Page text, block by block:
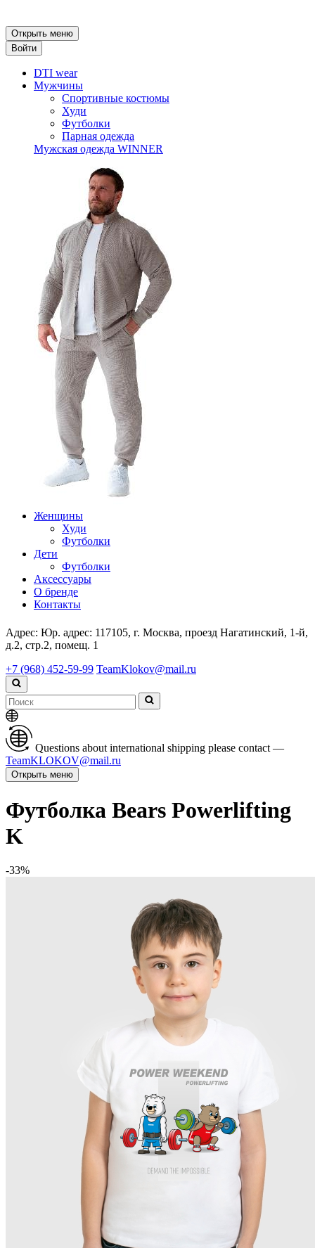
Открыть меню
Войти
DTI wear
Мужчины
Спортивные костюмы
Худи
Футболки
Парная одежда
Мужская одежда WINNER
Женщины
Худи
Футболки
Дети
Футболки
Аксессуары
О бренде
Контакты
Адрес: Юр. адрес: 117105, г. Москва, проезд Нагатинский, 1-й,
д.2, стр.2, помещ. 1
+7 (968) 452-59-99 TeamKlokov@mail.ru
Questions about international shipping please contact —
TeamKLOKOV@mail.ru
Открыть меню
Футболка Bears Powerlifting
K
-33%